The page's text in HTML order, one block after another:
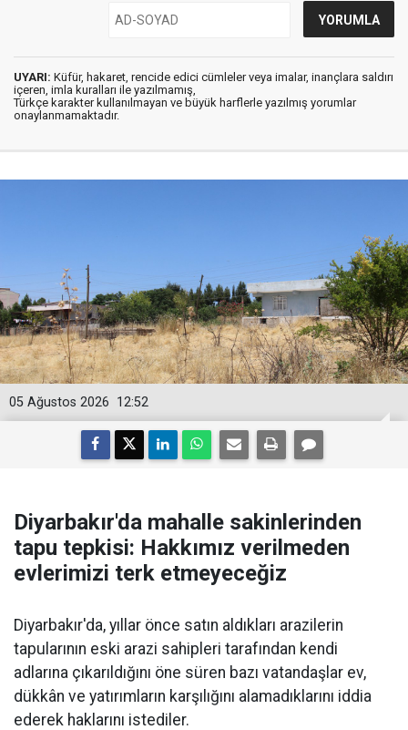
UYARI: Küfür, hakaret, rencide edici cümleler veya imalar, inançlara saldırı
içeren, imla kuralları ile yazılmamış,
Türkçe karakter kullanılmayan ve büyük harflerle yazılmış yorumlar
onaylanmamaktadır.
12:52
05 Ağustos 2026
Diyarbakır'da mahalle sakinlerinden
tapu tepkisi: Hakkımız verilmeden
evlerimizi terk etmeyeceğiz
Diyarbakır'da, yıllar önce satın aldıkları arazilerin
tapularının eski arazi sahipleri tarafından kendi
adlarına çıkarıldığını öne süren bazı vatandaşlar ev,
dükkân ve yatırımların karşılığını alamadıklarını iddia
ederek haklarını istediler.